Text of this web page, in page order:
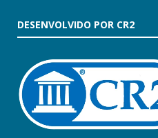
DESENVOLVIDO POR CR2